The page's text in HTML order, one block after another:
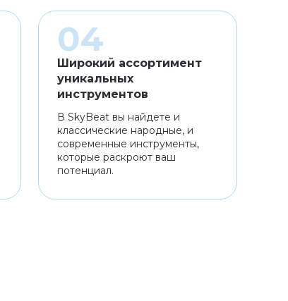
Широкий ассортимент
уникальных
инструментов
В SkyBeat вы найдете и
классические народные, и
современные инструменты,
которые раскроют ваш
потенциал.